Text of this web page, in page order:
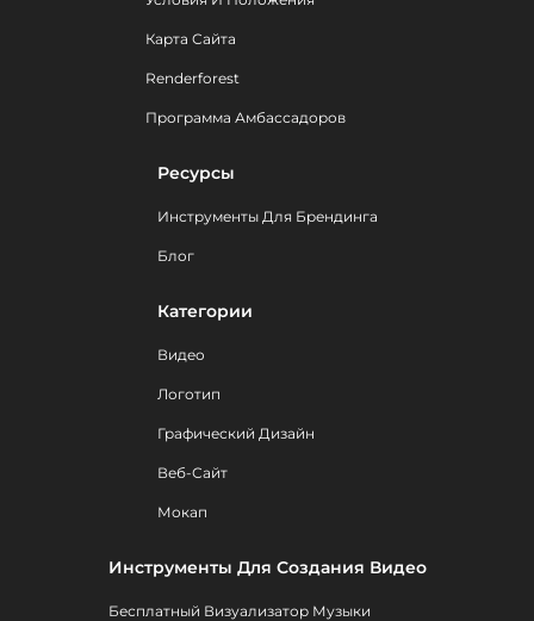
Карта Сайта
Renderforest
Программа Амбассадоров
Ресурсы
Инструменты Для Брендинга
Блог
Категории
Видео
Логотип
Графический Дизайн
Веб-Сайт
Мокап
Инструменты Для Создания Видео
Бесплатный Визуализатор Музыки